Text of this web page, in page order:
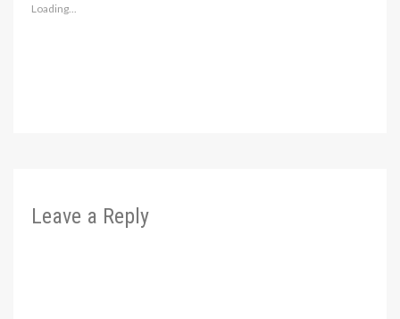
Loading...
Leave a Reply